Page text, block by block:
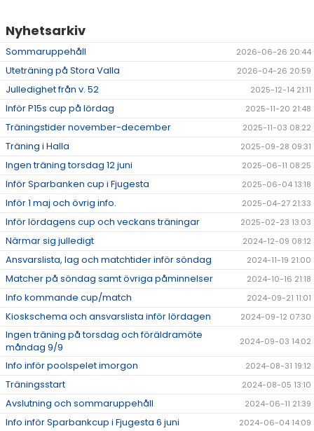
Nyhetsarkiv
Sommaruppehåll 2026-06-26 20:44
Uteträning på Stora Valla 2026-04-26 20:59
Julledighet från v. 52 2025-12-14 21:11
Inför P15s cup på lördag 2025-11-20 21:48
Träningstider november-december 2025-11-03 08:22
Träning i Halla 2025-09-28 09:31
Ingen träning torsdag 12 juni 2025-06-11 08:25
Inför Sparbanken cup i Fjugesta 2025-06-04 13:18
Inför 1 maj och övrig info. 2025-04-27 21:33
Inför lördagens cup och veckans träningar 2025-02-23 13:03
Närmar sig julledigt 2024-12-09 08:12
Ansvarslista, lag och matchtider inför söndag 2024-11-19 21:00
Matcher på söndag samt övriga påminnelser 2024-10-16 21:18
Info kommande cup/match 2024-09-21 11:01
Kioskschema och ansvarslista inför lördagen 2024-09-12 07:30
Ingen träning på torsdag och föräldramöte
måndag 9/9
2024-09-03 14:02
Info inför poolspelet imorgon 2024-08-31 19:12
Träningsstart 2024-08-05 13:10
Avslutning och sommaruppehåll 2024-06-11 21:39
Info inför Sparbankcup i Fjugesta 6 juni 2024-06-04 14:09